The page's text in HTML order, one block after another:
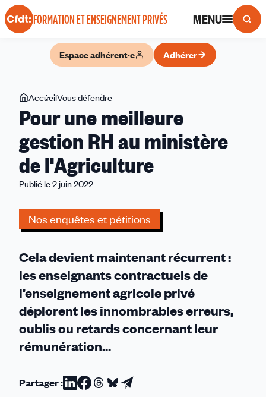
Panneau de gestion des cookies
FORMATION ET ENSEIGNEMENT PRIVÉS MENU
Espace adhérent·e Adhérer
Vous
êtes
ici
AccueilVous défendre
une
meilleure
gestion
RH
au
l'Agriculture
Pour une meilleure
gestion RH au ministère
de l'Agriculture
Publié le 2 juin 2022
Nos enquêtes et pétitions
Cela devient maintenant récurrent :
les enseignants contractuels de
l’enseignement agricole privé
déplorent les innombrables erreurs,
oublis ou retards concernant leur
rémunération...
Partager :Partager
Partager
Partager
Partager
Partager